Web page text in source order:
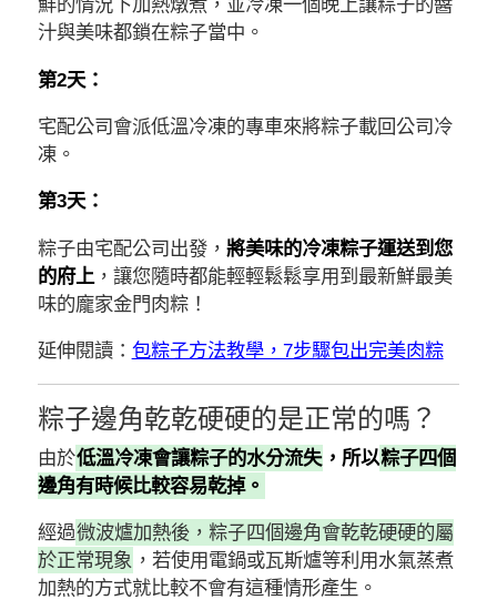
鮮的情況下加熱燉煮，並冷凍一個晚上讓粽子的醬
汁與美味都鎖在粽子當中。
第2天：
宅配公司會派低溫冷凍的專車來將粽子載回公司冷
凍。
第3天：
粽子由宅配公司出發， 將美味的冷凍粽子運送到您
的府上 ，讓您隨時都能輕輕鬆鬆享用到最新鮮最美
味的龐家金門肉粽！
延伸閱讀： 包粽子方法教學，7步驟包出完美肉粽
粽子邊角乾乾硬硬的是正常的嗎？
由於低溫冷凍會讓粽子的水分流失，所以粽子四個
邊角有時候比較容易乾掉。
經過微波爐加熱後，粽子四個邊角會乾乾硬硬的屬
於正常現象 ，若使用電鍋或瓦斯爐等利用水氣蒸煮
加熱的方式就比較不會有這種情形產生。